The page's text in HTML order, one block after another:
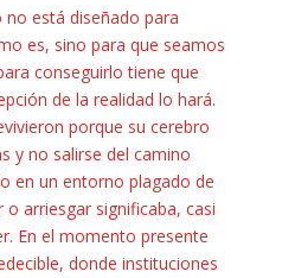
está diseñado para
es, sino para que seamos
conseguirlo tiene que
de la realidad lo hará.
porque su cerebro
y no salirse del camino
en un entorno plagado de
arriesgar significaba, casi
En el momento presente
donde instituciones